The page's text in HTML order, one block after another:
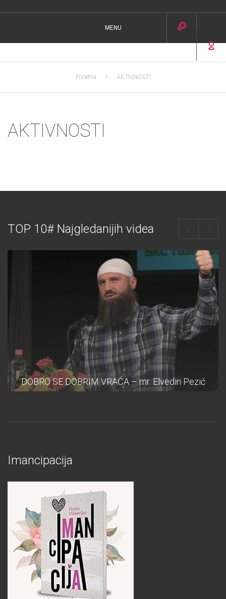
MENU
Početna AKTIVNOSTI
AKTIVNOSTI
TOP 10# Najgledanijih videa
DOBRO SE DOBRIM VRAĆA – mr. Elvedin Pezić
Imancipacija